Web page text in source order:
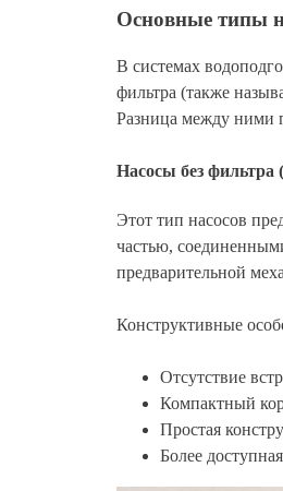
Основные типы
В системах
фильтра (также
Разница между ними
Насосы без фильтра
Этот тип насосов
частью,
предварительной
Конструктивные
Отсутствие
Компактный
Простая
Более